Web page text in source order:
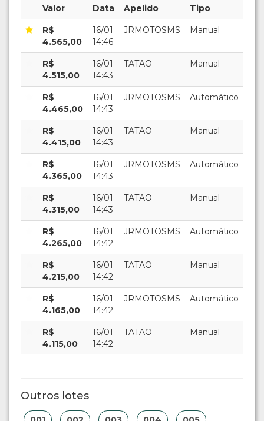
Valor Data Apelido Tipo
R$
4.565,00
16/01
14:46
JRMOTOSMS Manual
R$
4.515,00
16/01
14:43
TATAO Manual
R$
4.465,00
16/01
14:43
JRMOTOSMS Automático
R$
4.415,00
16/01
14:43
TATAO Manual
R$
4.365,00
16/01
14:43
JRMOTOSMS Automático
R$
4.315,00
16/01
14:43
TATAO Manual
R$
4.265,00
16/01
14:42
JRMOTOSMS Automático
R$
4.215,00
16/01
14:42
TATAO Manual
R$
4.165,00
16/01
14:42
JRMOTOSMS Automático
R$
4.115,00
16/01
14:42
TATAO Manual
Outros lotes